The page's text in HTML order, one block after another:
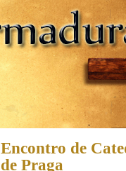
Encontro de
de Praga